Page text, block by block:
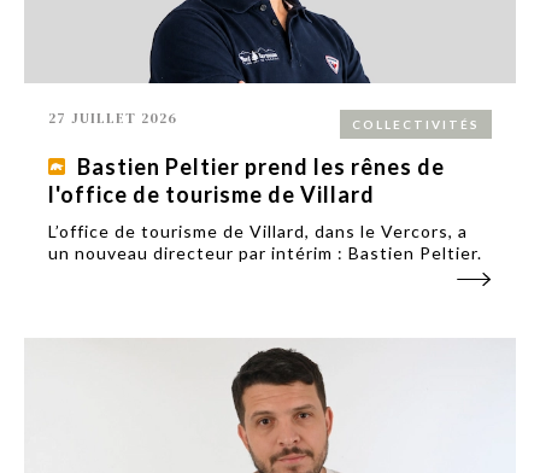
COLLECTIVITÉS
27 JUILLET 2026
Bastien Peltier prend les rênes de
l'office de tourisme de Villard
L’office de tourisme de Villard, dans le Vercors, a
un nouveau directeur par intérim : Bastien Peltier.